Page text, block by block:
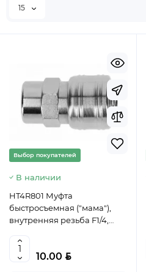
15
Выбор покупателей
В наличии
HT4R801 Муфта
быстросъемная ("мама"),
внутренняя резьба F1/4,
(CN)
10.00 BYN